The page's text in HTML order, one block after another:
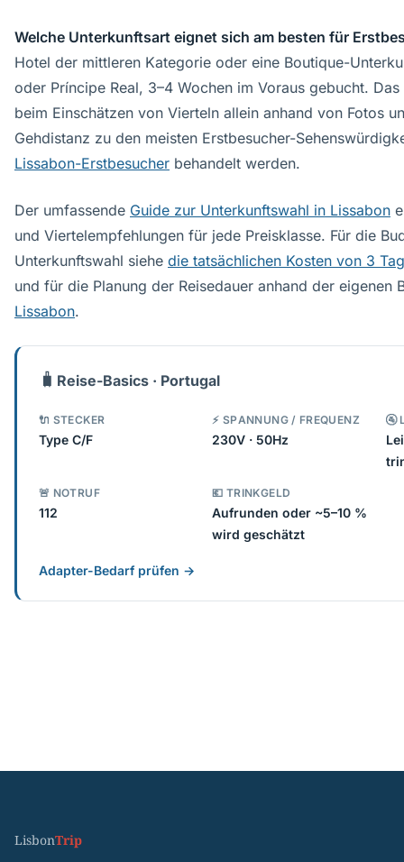
Welche Unterkunftsart eignet sich am besten für
Hotel der mittleren Kategorie oder eine Boutique-
oder Príncipe Real, 3–4 Wochen im Voraus gebucht.
beim Einschätzen von Vierteln allein anhand von Fotos
Gehdistanz zu den meisten Erstbesucher-
Lissabon-Erstbesucher behandelt werden.
Der umfassende Guide zur Unterkunftswahl in Lissabon
und Viertelempfehlungen für jede Preisklasse. Für die
Unterkunftswahl siehe die tatsächlichen Kosten von 3
und für die Planung der Reisedauer anhand der eigenen
Lissabon.
🧳 Reise-Basics · Portugal
🔌 STECKER
Type C/F
⚡ SPANNUNG / FREQUENZ
230V · 50Hz
🚰
🚨 NOTRUF
112
💶 TRINKGELD
Aufrunden oder ~5–10 %
wird geschätzt
Adapter-Bedarf prüfen →
LisbonTrip